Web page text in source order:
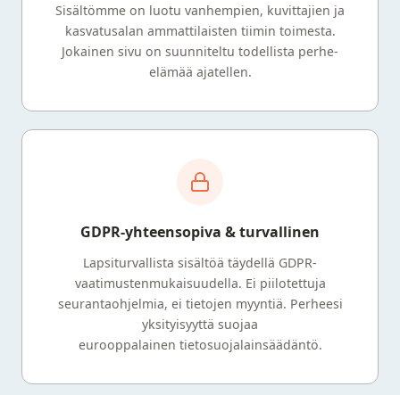
Sisältömme on luotu vanhempien, kuvittajien ja
kasvatusalan ammattilaisten tiimin toimesta.
Jokainen sivu on suunniteltu todellista perhe-
elämää ajatellen.
GDPR-yhteensopiva & turvallinen
Lapsiturvallista sisältöä täydellä GDPR-
vaatimustenmukaisuudella. Ei piilotettuja
seurantaohjelmia, ei tietojen myyntiä. Perheesi
yksityisyyttä suojaa
eurooppalainen tietosuojalainsäädäntö.